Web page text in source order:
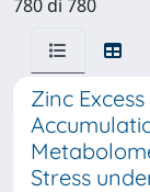
780 di 780
Zinc
Stress